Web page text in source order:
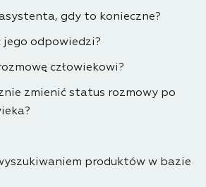
gdy to konieczne?
jego odpowiedzi?
człowiekowi?
zmienić status rozmowy po
produktów w bazie